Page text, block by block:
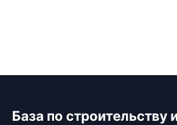
База по строительству